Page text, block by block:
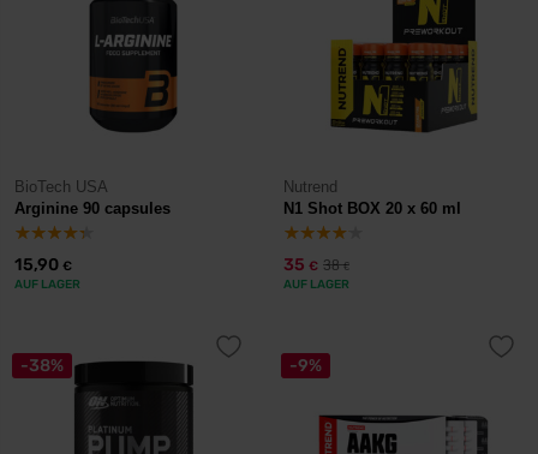
BioTech USA
Arginine 90 capsules
15,90 €
AUF LAGER
Nutrend
N1 Shot BOX 20 x 60 ml
35 € 38€
AUF LAGER
-38% -9%